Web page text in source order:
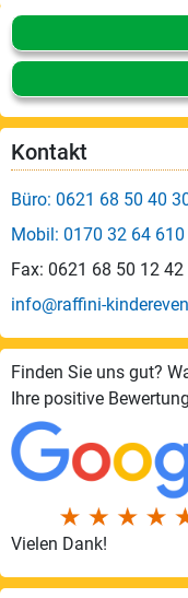
Kontakt
Büro: 0621 68 50 40
Mobil: 0170 32 64 610
Fax: 0621 68 50 12 42
info@raffini-
Finden Sie uns gut?
Ihre positive
Vielen Dank!